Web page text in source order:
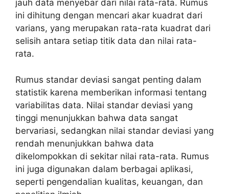
jauh data menyebar dari nilai rata-rata. Rumus
ini dihitung dengan mencari akar kuadrat dari
varians, yang merupakan rata-rata kuadrat dari
selisih antara setiap titik data dan nilai rata-
rata.
Rumus standar deviasi sangat penting dalam
statistik karena memberikan informasi tentang
variabilitas data. Nilai standar deviasi yang
tinggi menunjukkan bahwa data sangat
bervariasi, sedangkan nilai standar deviasi yang
rendah menunjukkan bahwa data
dikelompokkan di sekitar nilai rata-rata. Rumus
ini juga digunakan dalam berbagai aplikasi,
seperti pengendalian kualitas, keuangan, dan